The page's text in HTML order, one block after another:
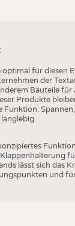
für diesen
der
Bauteile
Produkte
Funktion:
lässt sich das
und